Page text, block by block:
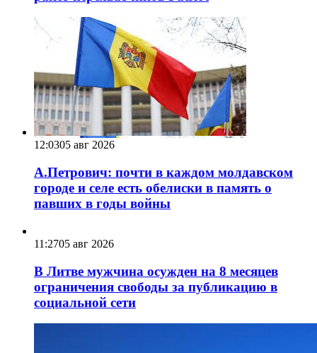
12:0305 авг 2026
А.Петрович: почти в каждом молдавском
городе и селе есть обелиски в память о
павших в годы войны
11:2705 авг 2026
В Литве мужчина осужден на 8 месяцев
ограничения свободы за публикацию в
социальной сети